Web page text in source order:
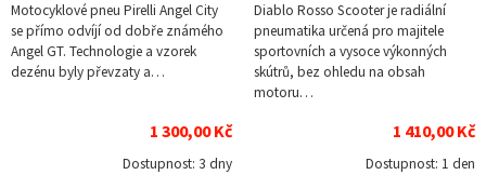
Motocyklové pneu Pirelli Angel City
se přímo odvíjí od dobře známého
Angel GT. Technologie a vzorek
dezénu byly převzaty a…
1 300,00 Kč
Dostupnost: 3 dny
Diablo Rosso Scooter je radiální
pneumatika určená pro majitele
sportovních a vysoce výkonných
skútrů, bez ohledu na obsah
motoru…
1 410,00 Kč
Dostupnost: 1 den